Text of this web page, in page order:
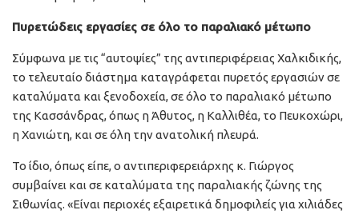
Πυρετώδεις εργασίες σε όλο το παραλιακό μέτωπο
Σύμφωνα με τις “αυτοψίες” της αντιπεριφέρειας Χαλκιδικής,
το τελευταίο διάστημα καταγράφεται πυρετός εργασιών σε
καταλύματα και ξενοδοχεία, σε όλο το παραλιακό μέτωπο
της Κασσάνδρας, όπως η Άθυτος, η Καλλιθέα, το Πευκοχώρι,
η Χανιώτη, και σε όλη την ανατολική πλευρά.
Το ίδιο, όπως είπε, ο αντιπεριφερειάρχης κ. Γιώργος
συμβαίνει και σε καταλύματα της παραλιακής ζώνης της
Σιθωνίας. «Είναι περιοχές εξαιρετικά δημοφιλείς για χιλιάδες